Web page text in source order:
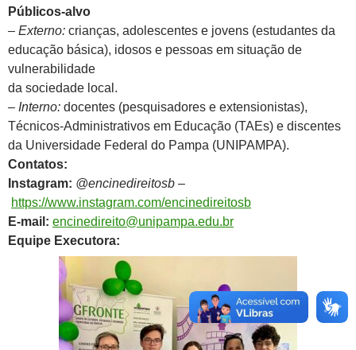
Públicos-alvo
– Externo: crianças, adolescentes e jovens (estudantes da
educação básica), idosos e pessoas em situação de
vulnerabilidade
da sociedade local.
– Interno: docentes (pesquisadores e extensionistas),
Técnicos-Administrativos em Educação (TAEs) e discentes
da Universidade Federal do Pampa (UNIPAMPA).
Contatos:
Instagram: @encinedireitosb –
https://www.instagram.com/encinedireitosb
E-mail: encinedireito@unipampa.edu.br
Equipe Executora: